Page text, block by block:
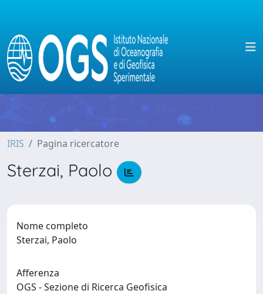
IRIS Pagina ricercatore
Sterzai, Paolo
Nome completo
Sterzai, Paolo
Afferenza
OGS - Sezione di Ricerca Geofisica